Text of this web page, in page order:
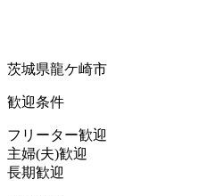
茨城県龍ケ崎市
歓迎条件
フリーター歓迎
主婦(夫)歓迎
長期歓迎